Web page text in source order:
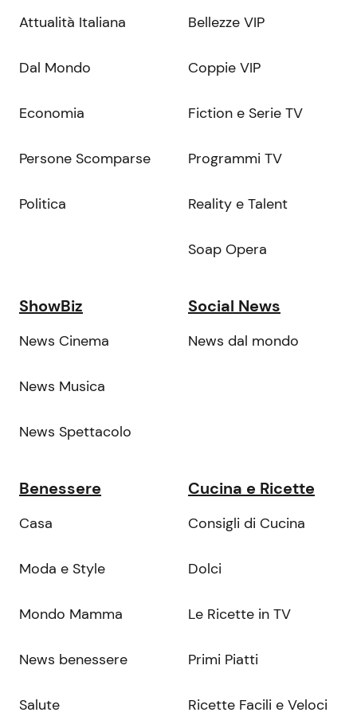
Attualità Italiana
Dal Mondo
Economia
Persone Scomparse
Politica
Bellezze VIP
Coppie VIP
Fiction e Serie TV
Programmi TV
Reality e Talent
Soap Opera
ShowBiz
News Cinema
News Musica
News Spettacolo
Social News
News dal mondo
Benessere
Casa
Moda e Style
Mondo Mamma
News benessere
Salute
Cucina e Ricette
Consigli di Cucina
Dolci
Le Ricette in TV
Primi Piatti
Ricette Facili e Veloci